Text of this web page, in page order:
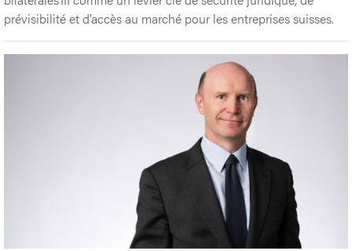
prévisibilité et d’accès au marché pour les entreprises suisses.